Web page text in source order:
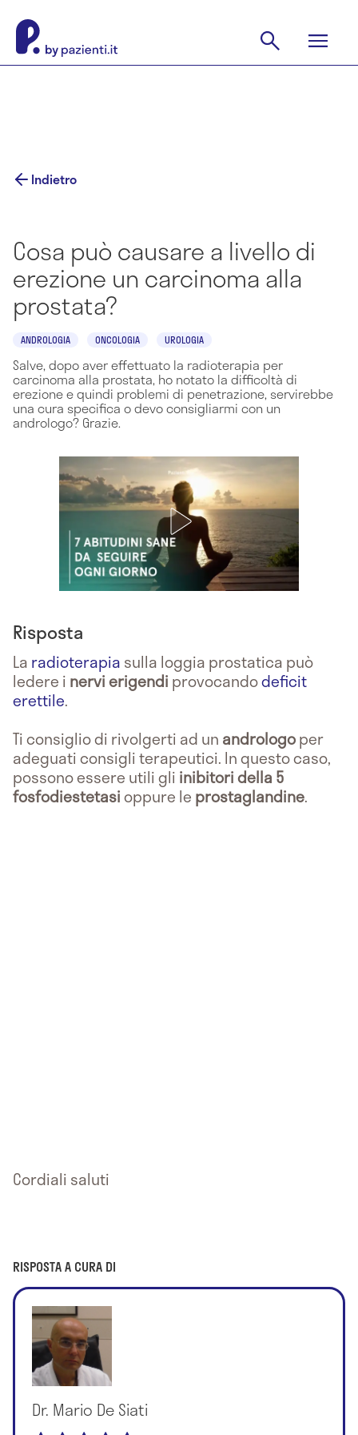
Indietro
Cosa può causare a livello di
erezione un carcinoma alla
prostata?
ANDROLOGIA ONCOLOGIA UROLOGIA
Salve, dopo aver effettuato la radioterapia per
carcinoma alla prostata, ho notato la difficoltà di
erezione e quindi problemi di penetrazione, servirebbe
una cura specifica o devo consigliarmi con un
andrologo? Grazie.
Risposta
La radioterapia sulla loggia prostatica può
ledere i nervi erigendi provocandodeficit
erettile.
Ti consiglio di rivolgerti ad un andrologoper
adeguati consigli terapeutici. In questo caso,
possono essere utili gli inibitori della 5
fosfodiestetasioppure le prostaglandine.
Cordiali saluti
RISPOSTA A CURA DI
Dr. Mario De Siati